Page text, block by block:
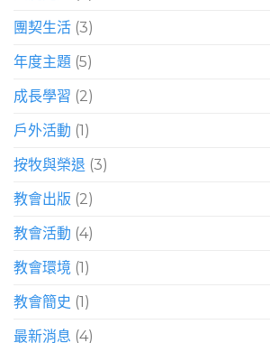
團契生活 (3)
年度主題 (5)
成長學習 (2)
戶外活動 (1)
按牧與榮退 (3)
教會出版 (2)
教會活動 (4)
教會環境 (1)
教會簡史 (1)
最新消息 (4)